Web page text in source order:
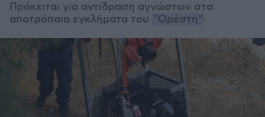
Πρόκειται για αντίδραση αγνώστων στα
αποτρόπαια εγκλήματα του "Ορέστη"